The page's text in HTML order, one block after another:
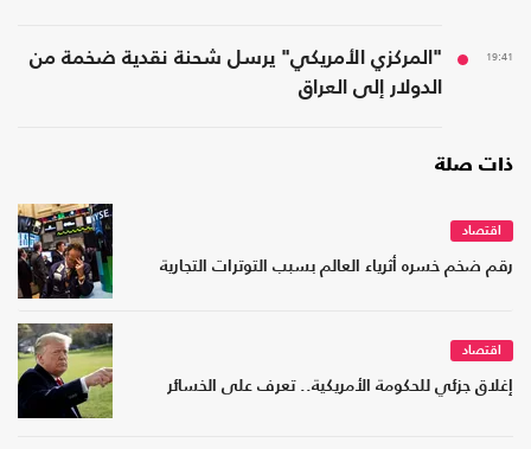
19:41
"المركزي الأمريكي" يرسل شحنة نقدية ضخمة من
الدولار إلى العراق
ذات صلة
اقتصاد
رقم ضخم خسره أثرياء العالم بسبب التوترات التجارية
اقتصاد
إغلاق جزئي للحكومة الأمريكية.. تعرف على الخسائر